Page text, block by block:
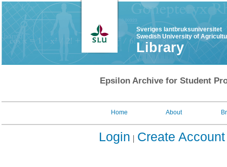
Sveriges lantbruksuniversitet
Swedish University of
Library
Epsilon Archive for Student
Home About
Login Create Account